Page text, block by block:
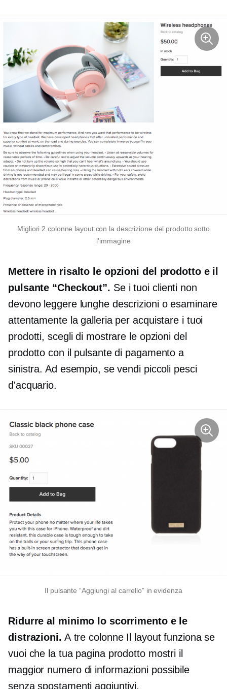
Migliori2 colonne layout con la descrizione del prodotto sotto
l'immagine
Mettere in risalto le opzioni del prodotto e il
pulsante “Checkout”. Se i tuoi clienti non
devono leggere lunghe descrizioni o esaminare
attentamente la galleria per acquistare i tuoi
prodotti, scegli di mostrare le opzioni del
prodotto con il pulsante di pagamento a
sinistra. Ad esempio, se vendi piccoli pesci
d'acquario.
Il pulsante “Aggiungi al carrello” in evidenza
Ridurre al minimo lo scorrimento e le
distrazioni. A tre colonneIl layout funziona se
vuoi che la tua pagina prodotto mostri il
maggior numero di informazioni possibile
senza spostamenti aggiuntivi.